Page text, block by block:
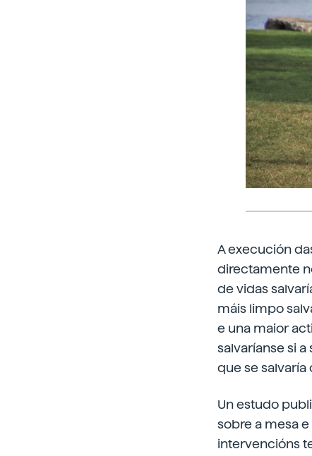
A execución
directamente
de vidas
máis limpo
e una maior
salvaríanse si
que se salvaría
Un estudo
sobre a mesa
intervencións